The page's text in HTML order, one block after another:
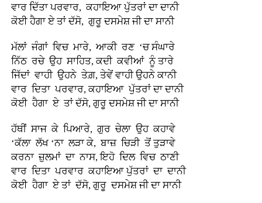
ਵਾਰ ਦਿੱਤਾ ਪਰਵਾਰ, ਕਹਾਇਆ ਪੁੱਤਰਾਂ ਦਾ ਦਾਨੀ
ਕੋਈ ਹੈਗਾ ਏ ਤਾਂ ਦੱਸੋ, ਗੁਰੂ ਦਸਮੇਸ਼ ਜੀ ਦਾ ਸਾਨੀ
ਮੱਲਾਂ ਜੰਗਾਂ ਵਿਚ ਮਾਰੇ, ਆਕੀ ਰਣ ‘ਚ ਸੰਘਾਰੇ
ਨਿੱਠ ਰਚੇ ਉਹ ਸਾਹਿਤ, ਕਦੀ ਕਵੀਆਂ ਨੂੰ ਤਾਰੇ
ਜਿੱਦਾਂ ਵਾਹੀ ਉਹਨੇ ਤੇਗ਼, ਤੇਵੇਂ ਵਾਹੀ ਉਹਨੇ ਕਾਨੀ
ਵਾਰ ਦਿਤਾ ਪਰਵਾਰ, ਕਹਾਇਆ ਪੁੱਤਰਾਂ ਦਾ ਦਾਨੀ
ਕੋਈ ਹੈਗਾ ਏ ਤਾਂ ਦੱਸੋ, ਗੁਰੂ ਦਸਮੇਸ਼ ਜੀ ਦਾ ਸਾਨੀ
ਹੱਥੀਂ ਸਾਜ ਕੇ ਪਿਆਰੇ, ਗੁਰ ਚੇਲਾ ਉਹ ਕਹਾਵੇ
‘ਕੱਲਾ ਲੱਖ ‘ਨਾ ਲੜਾ ਕੇ, ਬਾਜ਼ ਚਿੜੀ ਤੋਂ ਤੁੜਾਵੇ
ਕਰਨਾ ਜ਼ੁਲਮਾਂ ਦਾ ਨਾਸ, ਇਹੋ ਦਿਲ ਵਿਚ ਠਾਣੀ
ਵਾਰ ਦਿਤਾ ਪਰਵਾਰ ਕਹਾਇਆ ਪੁੱਤਰਾਂ ਦਾ ਦਾਨੀ
ਕੋਈ ਹੈਗਾ ਏ ਤਾਂ ਦੱਸੋ, ਗੁਰੂ ਦਸਮੇਸ਼ ਜੀ ਦਾ ਸਾਨੀ